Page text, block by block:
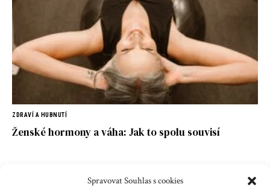
Spravovat Souhlas s cookies
ZDRAVÍ A HUBNUTÍ
Ženské hormony a váha: Jak to spolu souvisí